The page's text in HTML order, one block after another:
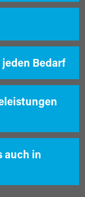
jeden Bedarf
auch in